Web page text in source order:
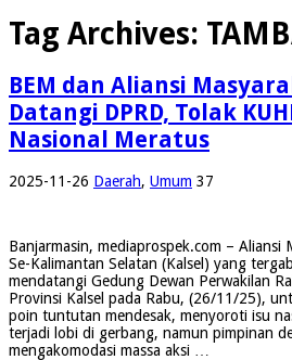
Tag Archives:
BEM dan Aliansi
Datangi DPRD, Tolak
Nasional Meratus
2025-11-26 Daerah, Umum 37
Banjarmasin, mediaprospek.com – Aliansi
Se-Kalimantan Selatan (Kalsel) yang
mendatangi Gedung Dewan Perwakilan
Provinsi Kalsel pada Rabu, (26/11/25),
poin tuntutan mendesak, menyoroti isu
terjadi lobi di gerbang, namun pimpinan
mengakomodasi massa aksi …